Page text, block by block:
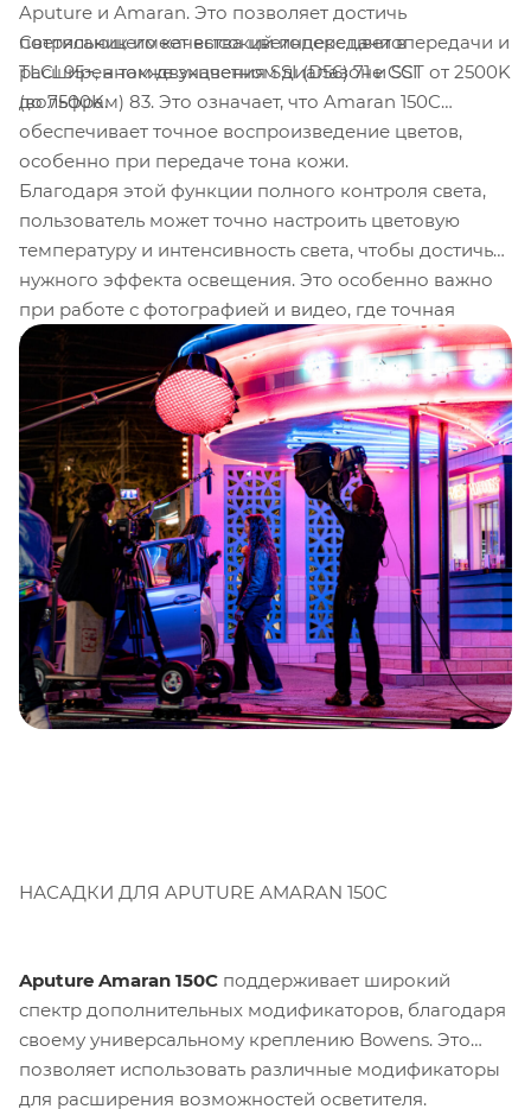
Aputure и Amaran. Это позволяет достичь
потрясающего качества цветопередачи в
расширенном двухцветном диапазоне CCT от 2500K
до 7500K.
Светильник имеет высокий индекс цветопередачи и
TLCI 95+, а также значения SSI (D56) 71 и SSI
(вольфрам) 83. Это означает, что Amaran 150C
обеспечивает точное воспроизведение цветов,
особенно при передаче тона кожи.
Благодаря этой функции полного контроля света,
пользователь может точно настроить цветовую
температуру и интенсивность света, чтобы достичь
нужного эффекта освещения. Это особенно важно
при работе с фотографией и видео, где точная
передача цвета является ключевым аспектом. С
Amaran 150C вы можете быть уверены, что ваши
объекты будут освещены с высокой точностью и
естественностью цветовых тонов.
НАСАДКИ ДЛЯ APUTURE AMARAN 150C
Aputure Amaran 150C поддерживает широкий
спектр дополнительных модификаторов, благодаря
своему универсальному креплению Bowens. Это
позволяет использовать различные модификаторы
для расширения возможностей осветителя.